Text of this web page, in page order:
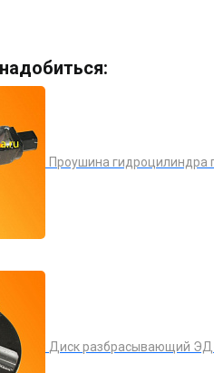
Проушина гидроцилиндра
Диск разбрасывающий